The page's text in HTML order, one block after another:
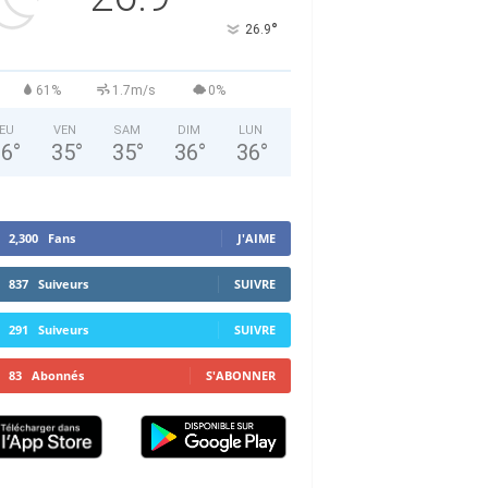
26.9°
61% 1.7m/s 0%
°
VEN
35°
SAM
35°
DIM
36°
LUN
36°
2,300 Fans J'AIME
837 Suiveurs SUIVRE
291 Suiveurs SUIVRE
83 Abonnés S'ABONNER